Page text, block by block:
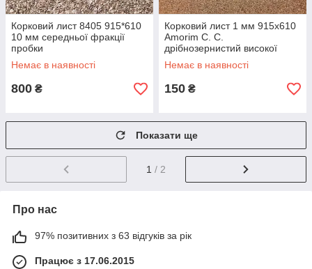
Корковий лист 8405 915*610
10 мм середньої фракції
пробки
Немає в наявності
800 ₴
Корковий лист 1 мм 915х610
Amorim C. C.
дрібнозернистий високої
щільності
Немає в наявності
150 ₴
Показати ще
1 / 2
Про нас
97% позитивних з 63 відгуків за рік
Працює з 17.06.2015